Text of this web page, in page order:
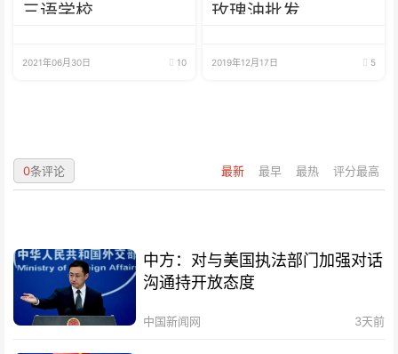
三语学校
2021年06月30日 10
玫瑰油批发
2019年12月17日 5
最新 最早 最热 评分最高
0条评论
中方：对与美国执法部门加强对话
沟通持开放态度
中国新闻网 3天前